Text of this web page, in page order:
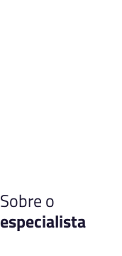
Sobre o
especialista